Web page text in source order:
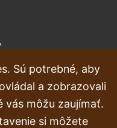
Sú potrebné, aby
a zobrazovali
vás môžu zaujímať.
si môžete